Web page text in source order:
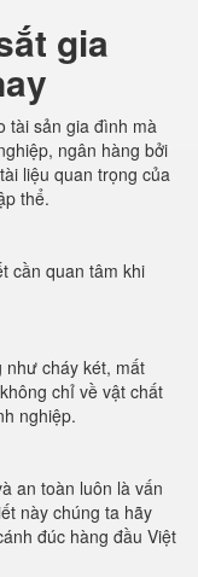
gia
tài sản gia đình mà
ngân hàng bởi
liệu quan trọng của
thể.
cần quan tâm khi
như cháy két, mất
chỉ về vật chất
nghiệp.
an toàn luôn là vấn
này chúng ta hãy
đúc hàng đầu Việt